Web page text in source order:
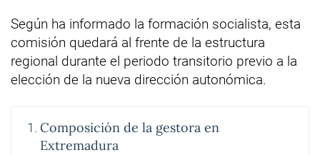
Según ha informado la formación socialista, esta
comisión quedará al frente de la estructura
regional durante el periodo transitorio previo a la
elección de la nueva dirección autonómica.
Composición de la gestora en
Extremadura